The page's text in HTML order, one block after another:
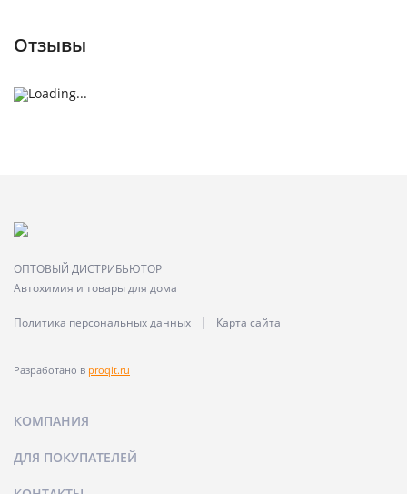
Отзывы
ОПТОВЫЙ ДИСТРИБЬЮТОР
Автохимия и товары для дома
Политика персональных данных | Карта сайта
Разработано в proqit.ru
КОМПАНИЯ
ДЛЯ ПОКУПАТЕЛЕЙ